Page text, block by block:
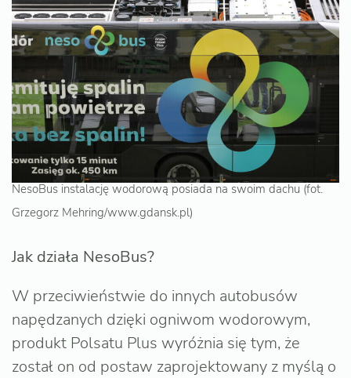
NesoBus instalację wodorową posiada na swoim dachu (fot.
Grzegorz Mehring/www.gdansk.pl)
Jak działa NesoBus?
W przeciwieństwie do innych autobusów
napędzanych dzięki ogniwom wodorowym,
produkt Polsatu Plus wyróżnia się tym, że
został on od postaw zaprojektowany z myślą o